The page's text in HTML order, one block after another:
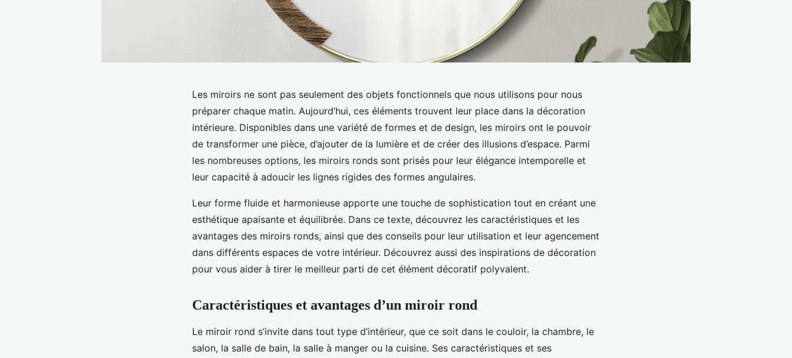
Les miroirs ne sont pas seulement des objets fonctionnels que nous utilisons pour nous
préparer chaque matin. Aujourd’hui, ces éléments trouvent leur place dans la décoration
intérieure. Disponibles dans une variété de formes et de design, les miroirs ont le pouvoir
de transformer une pièce, d’ajouter de la lumière et de créer des illusions d’espace. Parmi
les nombreuses options, les miroirs ronds sont prisés pour leur élégance intemporelle et
leur capacité à adoucir les lignes rigides des formes angulaires.
Leur forme fluide et harmonieuse apporte une touche de sophistication tout en créant une
esthétique apaisante et équilibrée. Dans ce texte, découvrez les caractéristiques et les
avantages des miroirs ronds, ainsi que des conseils pour leur utilisation et leur agencement
dans différents espaces de votre intérieur. Découvrez aussi des inspirations de décoration
pour vous aider à tirer le meilleur parti de cet élément décoratif polyvalent.
Caractéristiques et avantages d’un miroir rond
Le miroir rond s’invite dans tout type d’intérieur, que ce soit dans le couloir, la chambre, le
salon, la salle de bain, la salle à manger ou la cuisine. Ses caractéristiques et ses